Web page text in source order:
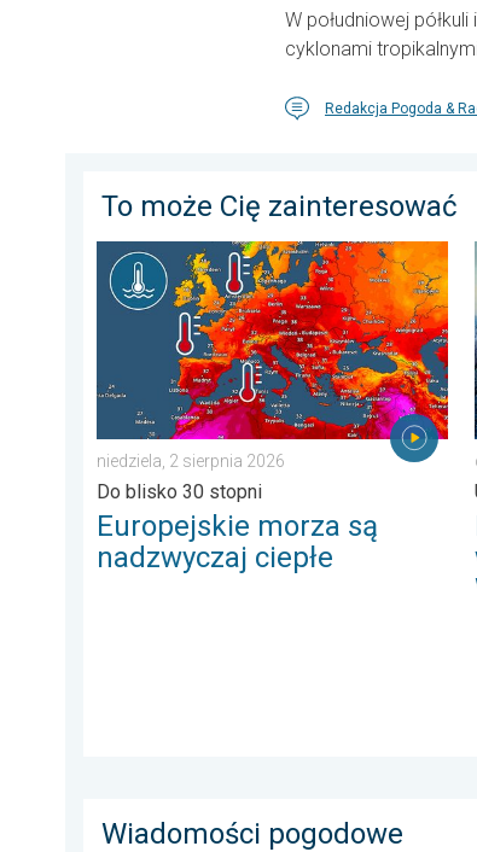
W południowej
cyklonami
Redakcja Pogoda &
To może Cię zainteresować
Europejskie morza są nadzwyczaj ciepłe.
niedziela, 2 sierpnia 2026
Do blisko 30 stopni
Europejskie morza są
nadzwyczaj ciepłe
Wiadomości pogodowe